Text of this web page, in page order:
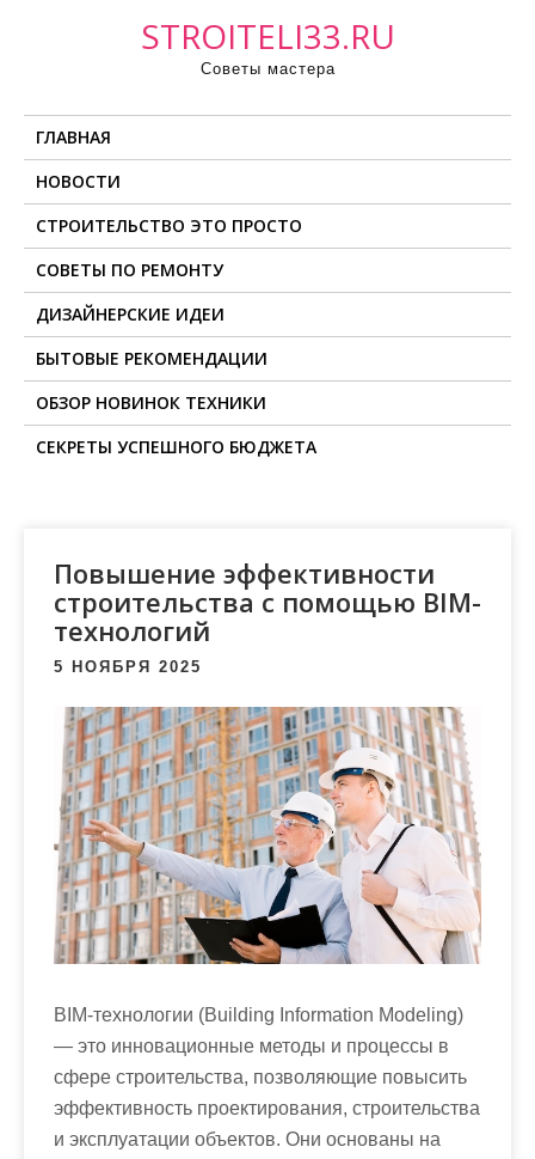
STROITELI33.RU
Советы мастера
ГЛАВНАЯ
НОВОСТИ
СТРОИТЕЛЬСТВО ЭТО ПРОСТО
СОВЕТЫ ПО РЕМОНТУ
ДИЗАЙНЕРСКИЕ ИДЕИ
БЫТОВЫЕ РЕКОМЕНДАЦИИ
ОБЗОР НОВИНОК ТЕХНИКИ
СЕКРЕТЫ УСПЕШНОГО БЮДЖЕТА
Повышение эффективности
строительства с помощью BIM-
технологий
5 НОЯБРЯ 2025
BIM-технологии (Building Information Modeling)
— это инновационные методы и процессы в
сфере строительства, позволяющие повысить
эффективность проектирования, строительства
и эксплуатации объектов. Они основаны на